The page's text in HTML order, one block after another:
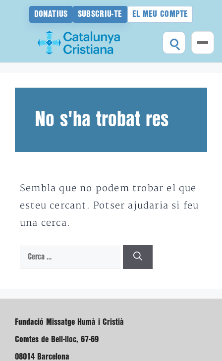
DONATIUS SUBSCRIU-TE EL MEU COMPTE
No s'ha trobat res
Sembla que no podem trobar el que
esteu cercant. Potser ajudaria si feu
una cerca.
Cerca:
Fundació Missatge Humà i Cristià
Comtes de Bell-lloc, 67-69
08014 Barcelona